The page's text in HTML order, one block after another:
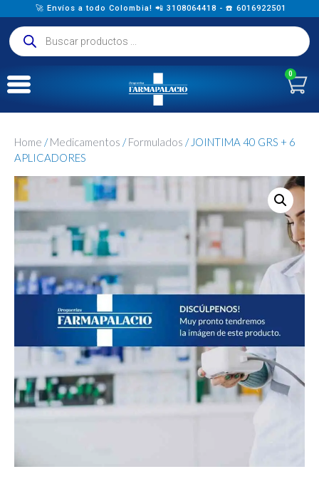
🚀 Envíos a todo Colombia! 📲 3108064418 - ☎️ 6016922501
0
Home /Medicamentos /Formulados / JOINTIMA 40 GRS + 6
APLICADORES